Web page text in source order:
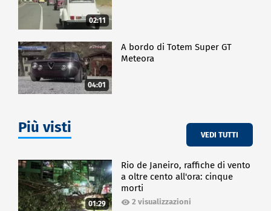
02:11
04:01
A bordo di Totem Super GT
Meteora
Più visti VEDI TUTTI
01:29
Rio de Janeiro, raffiche di vento
a oltre cento all'ora: cinque
morti
2 visualizzazioni